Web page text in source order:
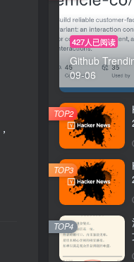
427人已阅读
Github
09-06
TOP2
TOP3
TOP4